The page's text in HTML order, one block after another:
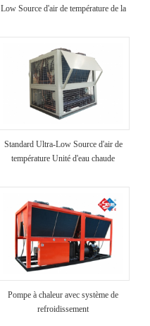
Low Source d'air de température de la
Standard Ultra-Low Source d'air de
température Unité d'eau chaude
Pompe à chaleur avec système de
refroidissement